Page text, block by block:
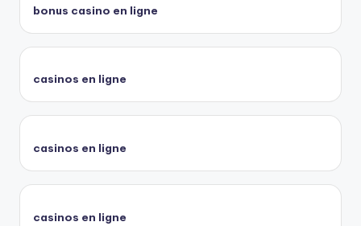
bonus casino en ligne
casinos en ligne
casinos en ligne
casinos en ligne